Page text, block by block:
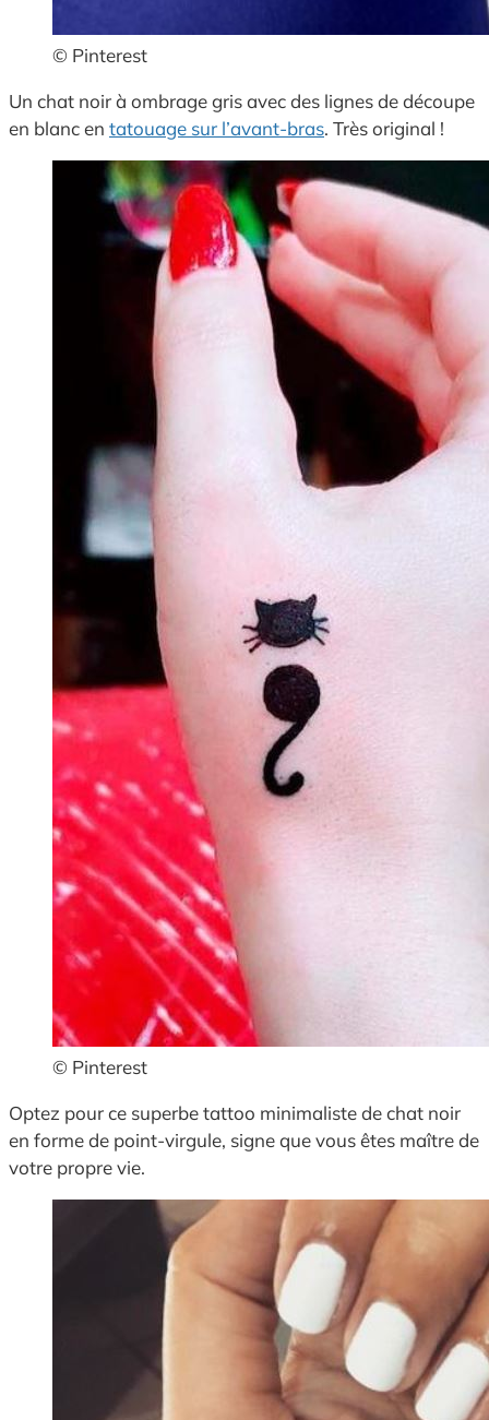
© Pinterest
Un chat noir à ombrage gris avec des lignes de découpe
en blanc en tatouage sur l’avant-bras. Très original !
© Pinterest
Optez pour ce superbe tattoo minimaliste de chat noir
en forme de point-virgule, signe que vous êtes maître de
votre propre vie.